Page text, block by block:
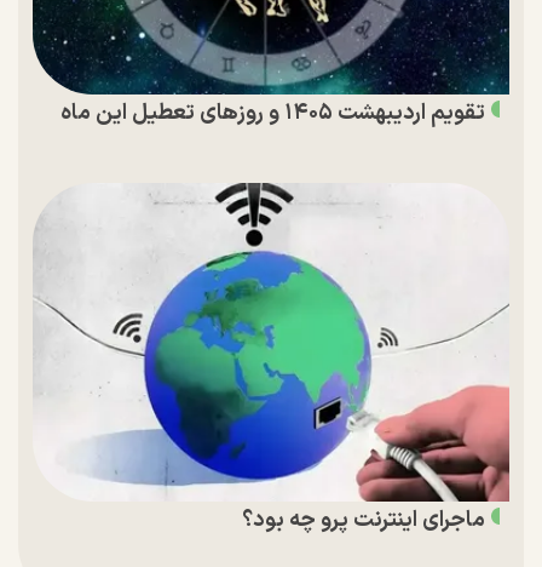
تقویم اردیبهشت ۱۴۰۵ و روز‌های تعطیل این ماه
ماجرای اینترنت پرو چه بود؟